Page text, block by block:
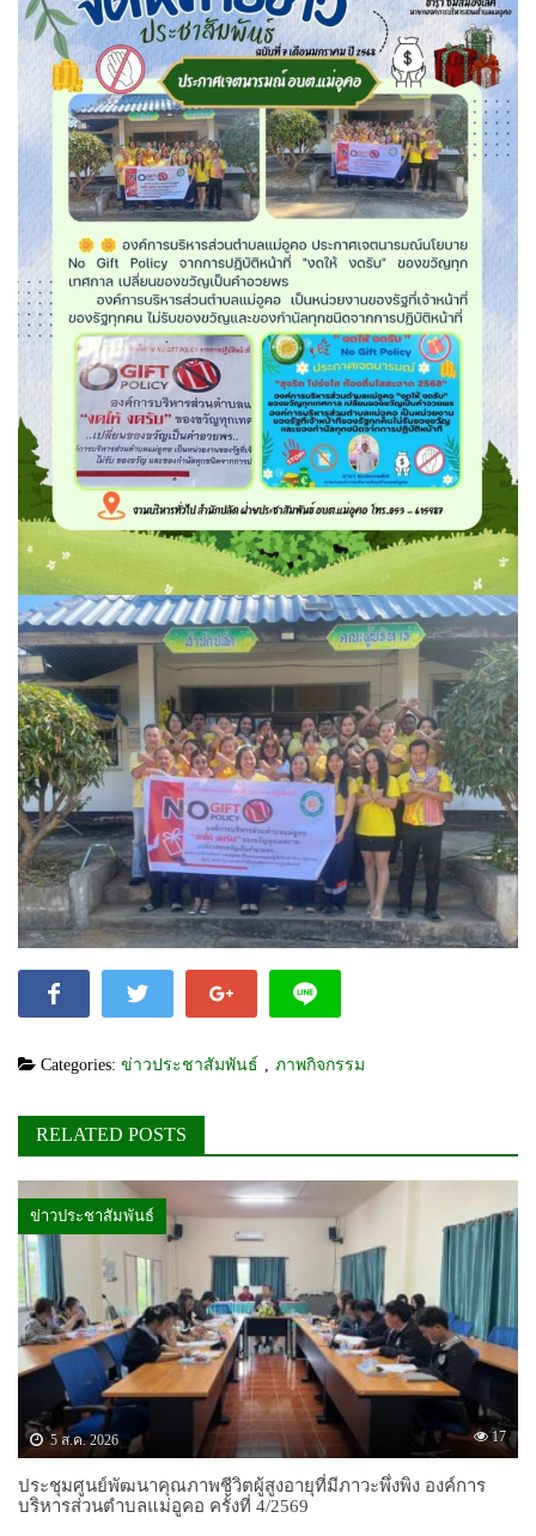
Categories: ข่าวประชาสัมพันธ์ ภาพกิจกรรม
RELATED POSTS
ข่าวประชาสัมพันธ์
5 ส.ค. 2026 17
ประชุมศูนย์พัฒนาคุณภาพชีวิตผู้สูงอายุที่มีภาวะพึ่งพิง องค์การ
บริหารส่วนตำบลแม่อูคอ ครั้งที่ 4/2569